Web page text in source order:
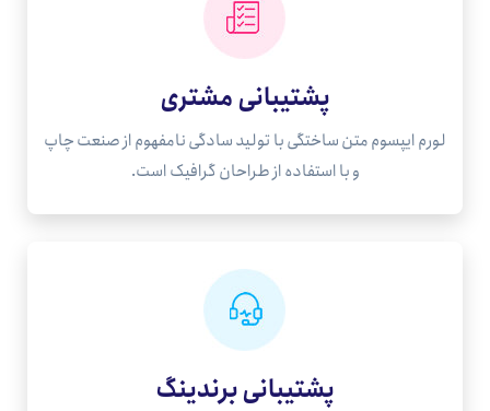
پشتیبانی مشتری
لورم ایپسوم متن ساختگی با تولید سادگی نامفهوم از صنعت چاپ
و با استفاده از طراحان گرافیک است.
پشتیبانی برندینگ